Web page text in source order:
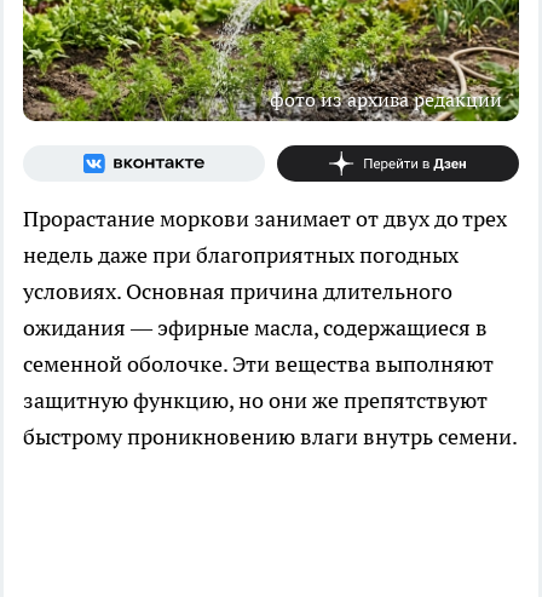
фото из архива редакции
Прорастание моркови занимает от двух до трех
недель даже при благоприятных погодных
условиях. Основная причина длительного
ожидания — эфирные масла, содержащиеся в
семенной оболочке. Эти вещества выполняют
защитную функцию, но они же препятствуют
быстрому проникновению влаги внутрь семени.